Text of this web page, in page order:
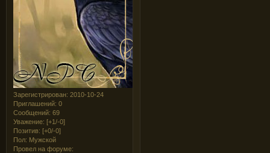
Зарегистрирован: 2010-10-24
Приглашений: 0
Сообщений: 69
Уважение: [+1/-0]
Позитив: [+0/-0]
Пол: Мужской
Провел на форуме: